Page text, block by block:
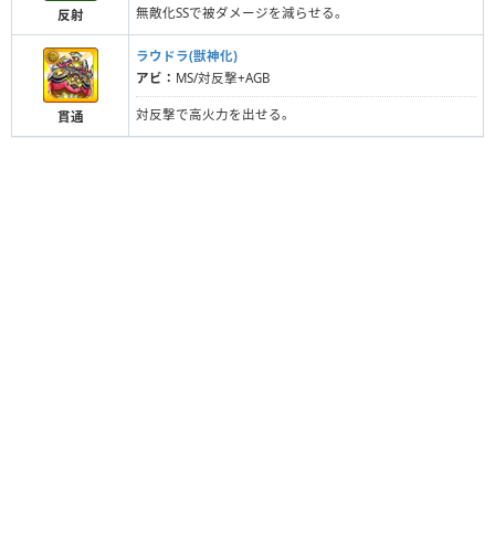
反射 無敵化SSで被ダメージを減らせる。
貫通
ラウドラ(獣神化)
アビ： MS/対反撃+AGB
対反撃で高火力を出せる。